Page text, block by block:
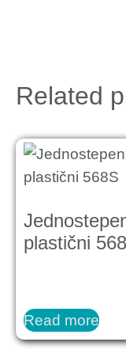
Related
plastični
Read more